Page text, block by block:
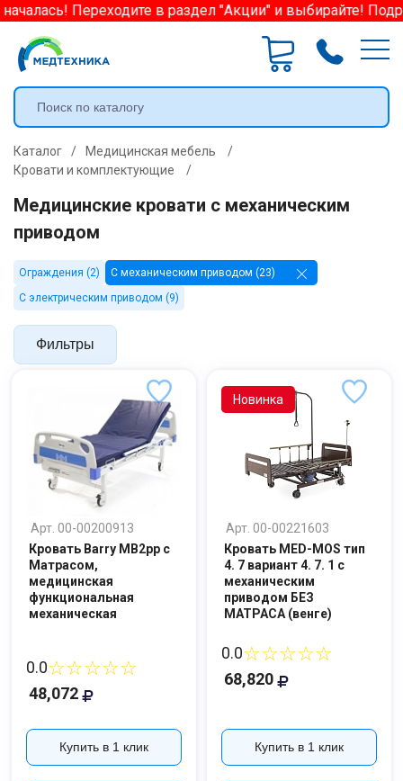
Переходите в раздел "Акции" и выбирайте!
Каталог / Медицинская мебель
/
Кровати и комплектующие
/
Медицинские кровати с механическим
приводом
Ограждения (2)
С механическим приводом (23)
С электрическим приводом (9)
Фильтры
Арт. 00-00200913
Кровать Barry MB2pp с
Матрасом,
медицинская
функциональная
механическая
0.0☆☆☆☆☆
48,072
Купить в 1 клик
Новинка
Арт. 00-00221603
Кровать MED-MOS тип
4. 7 вариант 4. 7. 1 c
механическим
приводом БЕЗ
МАТРАСА (венге)
0.0☆☆☆☆☆
68,820
Купить в 1 клик